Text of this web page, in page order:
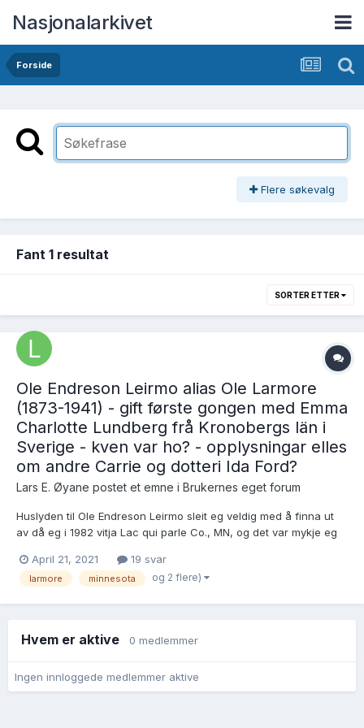
Nasjonalarkivet
Forside
Flere søkevalg
Fant 1 resultat
SORTER ETTER
Ole Endreson Leirmo alias Ole Larmore
(1873-1941) - gift første gongen med Emma
Charlotte Lundberg frå Kronobergs län i
Sverige - kven var ho? - opplysningar elles
om andre Carrie og dotteri Ida Ford?
Lars E. Øyane postet et emne i Brukernes eget forum
Huslyden til Ole Endreson Leirmo sleit eg veldig med å finna ut
av då eg i 1982 vitja Lac qui parle Co., MN, og det var mykje eg
eg fast, særleg på opplysningar om den svenske kona hans, og
opphavet til andre kona syne...
April 21, 2021 19 svar
larmore minnesota og 2 flere)
Hvem er aktive 0 medlemmer
Ingen innloggede medlemmer aktive